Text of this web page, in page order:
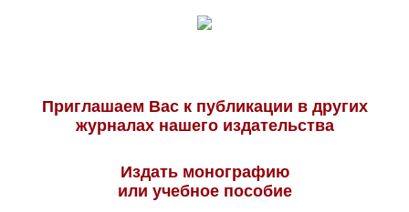
Приглашаем Вас к публикации в других
журналах нашего издательства
Издать монографию
или учебное пособие